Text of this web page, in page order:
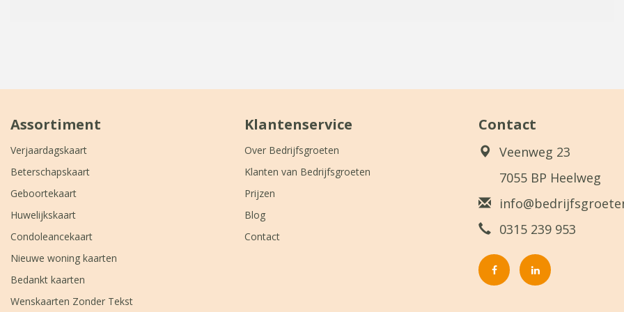
Assortiment
Verjaardagskaart
Beterschapskaart
Geboortekaart
Huwelijkskaart
Condoleancekaart
Nieuwe woning kaarten
Bedankt kaarten
Wenskaarten Zonder Tekst
Klantenservice
Over Bedrijfsgroeten
Klanten van Bedrijfsgroeten
Prijzen
Blog
Contact
Contact
Veenweg 23
7055 BP Heelweg
0315 239 953